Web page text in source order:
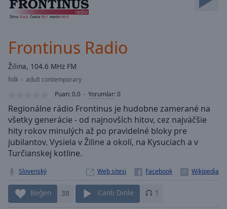
Skip
Forward
Current
Time 0:00
Duration
Loaded:
Stream
TypeLIVE
Seek to
live,
currently
behind
Remaining
Time-
Frontinus Radio
Žilina, 104.6 MHz FM
folk
adult contemporary
Puan:0.0 Yorumlar:0
Regionálne rádio Frontinus je hudobne zamerané na
všetky generácie - od najnovších hitov, cez najväčšie
hity rokov minulých až po pravidelné bloky pre
jubilantov. Vysiela v Žiline a okolí, na Kysuciach a v
Turčianskej kotline.
Slovenský Web sitesi
Beğen 38 Canlı Dinle 1